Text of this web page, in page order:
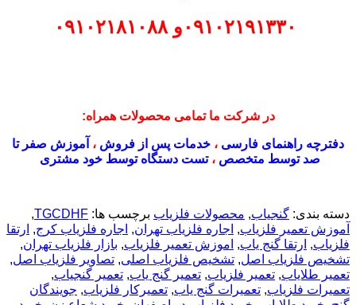
۰۹۱۰۲۱۹۱۳۳۰ و۰۹۱۰۲۱۸۱۰۸۸
در شرکت ما تمامی محصولات همراه:
راهنمای فارسی، خدمات پس از فروش،آموزش صفر تا
صد توسط متخصص،تست دستگاه توسط خود مشتری
بندی: گنجیاب,محصولات فلزیاببرچسب ها:TGCDHF
,
تعمیر فلزیاب,اجاره فلزیاب تهران ,اجاره فلزیاب کرج, ارتقا
,ارتقا گنج یاب,اموزش تعمیر فلزیاب,بازار فلزیاب تهران
فلزیاب اصل, تشخیص فلزیاب اصلی تصاویر فلزیاب اصل,
طلایاب,تعمیر فلزیاب,تعمیر گنج یاب,تعمیر گنجیاب,
فلزیاب,تعمیرات گنج یاب,تعمیرکار فلزیاب,جویندگان